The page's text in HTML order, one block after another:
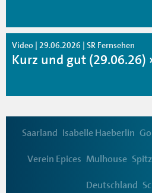
Video | 29.06.2026 | SR Fernsehen
Kurz und gut (29.06.26)
Saarland Isabelle Haeberlin
Verein Epices Mulhouse
Deutschland